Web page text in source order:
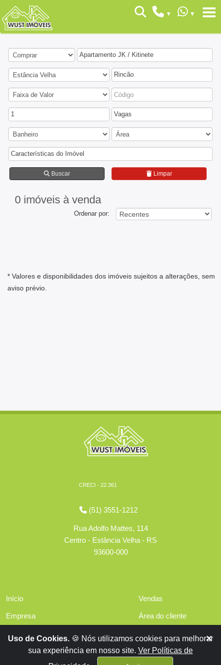
Apartamento JK / Kitinete
Rincão
1 Vagas
Características do Imóvel
Buscar Limpar
0 imóveis à venda
Ordenar por:
* Valores e disponibilidades dos imóveis sujeitos a alterações, sem
aviso prévio.
CRECI - 22.361
(51) 3551-1212
Rua Adolfo Mattes, 114
Centro - Estância Velha - RS
93600-000
Início
Empresa
Financiamentos
Vendas
Área do cliente
Contato
Uso de Cookies. 🍪 Nós utilizamos cookies para melhorar
sua experiência em nosso site. Ver Políticas de